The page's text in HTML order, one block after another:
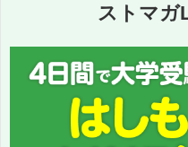
ストマガ